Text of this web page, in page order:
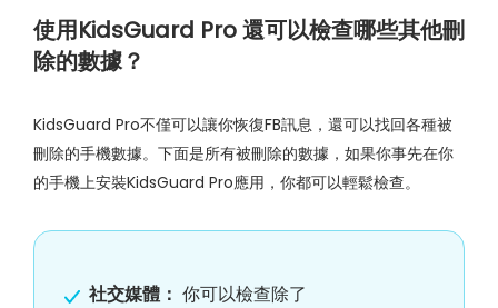
使用KidsGuard Pro 還可以檢查哪些其他刪
除的數據？
KidsGuard Pro不僅可以讓你恢復FB訊息，還可以找回各種被
刪除的手機數據。下面是所有被刪除的數據，如果你事先在你
的手機上安裝KidsGuard Pro應用，你都可以輕鬆檢查。
社交媒體： 你可以檢查除了